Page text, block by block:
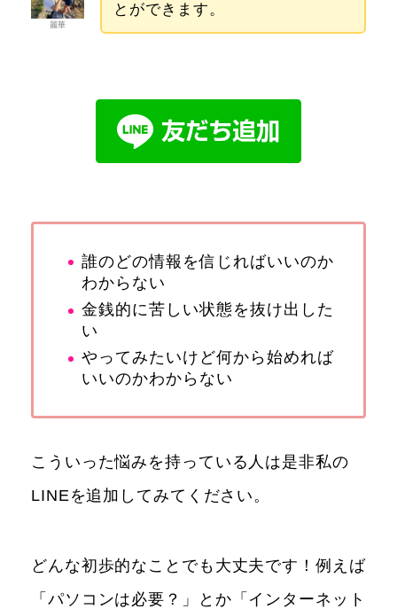
麗華
とができます。
誰のどの情報を信じればいいのか
わからない
金銭的に苦しい状態を抜け出した
い
やってみたいけど何から始めれば
いいのかわからない
こういった悩みを持っている人は是非私の
LINEを追加してみてください。
どんな初歩的なことでも大丈夫です！例えば
「パソコンは必要？」とか「インターネット